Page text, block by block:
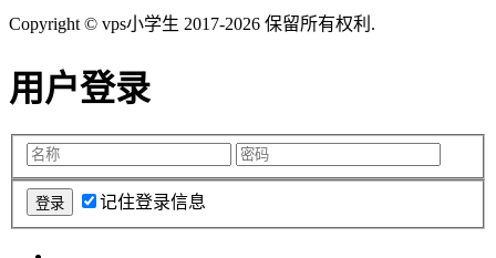
Copyright © vps小学生 2017-2026 保留所有权利.
用户登录
记住登录信息